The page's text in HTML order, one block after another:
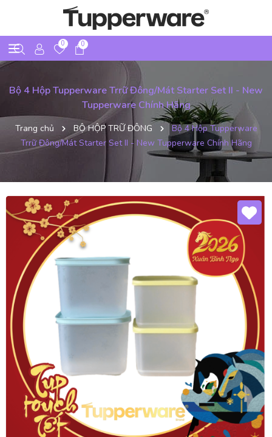
0 0
Bộ 4 Hộp Tupperware Trrữ Đông/Mát Starter Set II - New
Tupperware Chính Hãng
Trang chủ BỘ HỘP TRỮ ĐÔNG
Bộ 4 Hộp Tupperware
Trrữ Đông/Mát Starter Set II - New Tupperware Chính Hãng